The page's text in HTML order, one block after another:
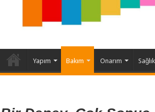
Yapım Bakım Onarım Sağlık